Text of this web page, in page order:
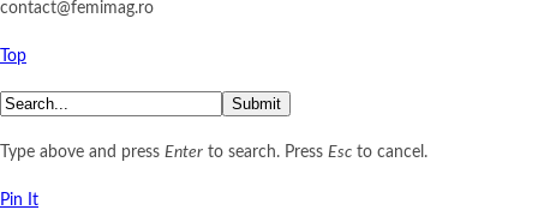
contact@femimag.ro
Top
Submit
Type above and press Enter to search. Press Esc to cancel.
Pin It